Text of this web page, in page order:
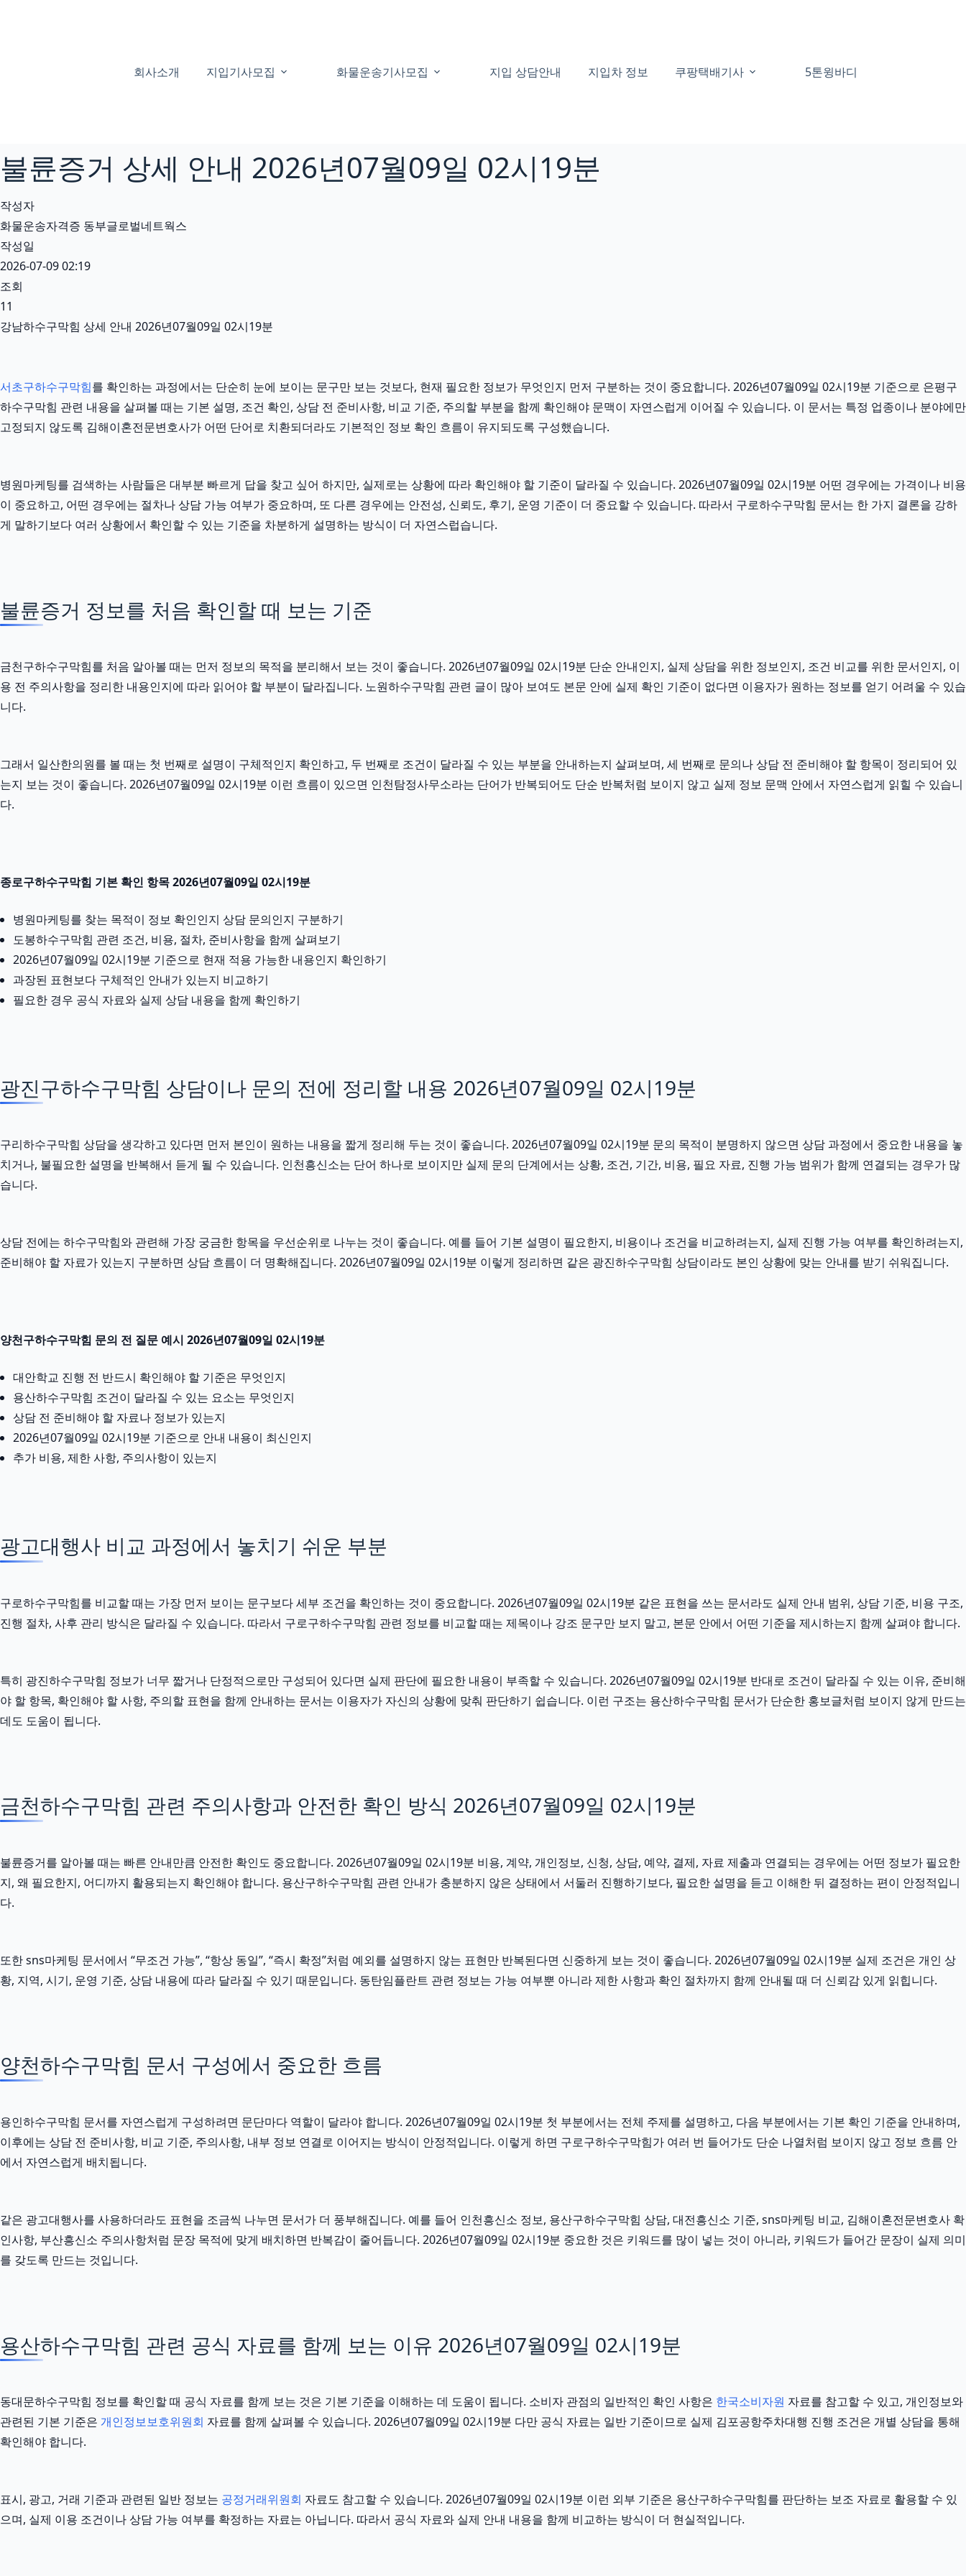
회사소개 지입기사모집 화물운송기사모집 지입 상담안내 지입차 정보 쿠팡택배기사 5톤윙바디
불륜증거 상세 안내 2026년07월09일 02시19분
작성자
화물운송자격증 동부글로벌네트웍스
작성일
2026-07-09 02:19
조회
11
강남하수구막힘 상세 안내 2026년07월09일 02시19분
서초구하수구막힘를 확인하는 과정에서는 단순히 눈에 보이는 문구만 보는 것보다, 현재 필요한 정보가 무엇인지 먼저 구분하는 것이 중요합니다. 2026년07월09일 02시19분 기준으로 은평구
하수구막힘 관련 내용을 살펴볼 때는 기본 설명, 조건 확인, 상담 전 준비사항, 비교 기준, 주의할 부분을 함께 확인해야 문맥이 자연스럽게 이어질 수 있습니다. 이 문서는 특정 업종이나 분야에만
고정되지 않도록 김해이혼전문변호사가 어떤 단어로 치환되더라도 기본적인 정보 확인 흐름이 유지되도록 구성했습니다.
병원마케팅를 검색하는 사람들은 대부분 빠르게 답을 찾고 싶어 하지만, 실제로는 상황에 따라 확인해야 할 기준이 달라질 수 있습니다. 2026년07월09일 02시19분 어떤 경우에는 가격이나 비용
이 중요하고, 어떤 경우에는 절차나 상담 가능 여부가 중요하며, 또 다른 경우에는 안전성, 신뢰도, 후기, 운영 기준이 더 중요할 수 있습니다. 따라서 구로하수구막힘 문서는 한 가지 결론을 강하
게 말하기보다 여러 상황에서 확인할 수 있는 기준을 차분하게 설명하는 방식이 더 자연스럽습니다.
불륜증거 정보를 처음 확인할 때 보는 기준
금천구하수구막힘를 처음 알아볼 때는 먼저 정보의 목적을 분리해서 보는 것이 좋습니다. 2026년07월09일 02시19분 단순 안내인지, 실제 상담을 위한 정보인지, 조건 비교를 위한 문서인지, 이
용 전 주의사항을 정리한 내용인지에 따라 읽어야 할 부분이 달라집니다. 노원하수구막힘 관련 글이 많아 보여도 본문 안에 실제 확인 기준이 없다면 이용자가 원하는 정보를 얻기 어려울 수 있습
니다.
그래서 일산한의원를 볼 때는 첫 번째로 설명이 구체적인지 확인하고, 두 번째로 조건이 달라질 수 있는 부분을 안내하는지 살펴보며, 세 번째로 문의나 상담 전 준비해야 할 항목이 정리되어 있
는지 보는 것이 좋습니다. 2026년07월09일 02시19분 이런 흐름이 있으면 인천탐정사무소라는 단어가 반복되어도 단순 반복처럼 보이지 않고 실제 정보 문맥 안에서 자연스럽게 읽힐 수 있습니
다.
종로구하수구막힘 기본 확인 항목 2026년07월09일 02시19분
병원마케팅를 찾는 목적이 정보 확인인지 상담 문의인지 구분하기
도봉하수구막힘 관련 조건, 비용, 절차, 준비사항을 함께 살펴보기
2026년07월09일 02시19분 기준으로 현재 적용 가능한 내용인지 확인하기
과장된 표현보다 구체적인 안내가 있는지 비교하기
필요한 경우 공식 자료와 실제 상담 내용을 함께 확인하기
광진구하수구막힘 상담이나 문의 전에 정리할 내용 2026년07월09일 02시19분
구리하수구막힘 상담을 생각하고 있다면 먼저 본인이 원하는 내용을 짧게 정리해 두는 것이 좋습니다. 2026년07월09일 02시19분 문의 목적이 분명하지 않으면 상담 과정에서 중요한 내용을 놓
치거나, 불필요한 설명을 반복해서 듣게 될 수 있습니다. 인천흥신소는 단어 하나로 보이지만 실제 문의 단계에서는 상황, 조건, 기간, 비용, 필요 자료, 진행 가능 범위가 함께 연결되는 경우가 많
습니다.
상담 전에는 하수구막힘와 관련해 가장 궁금한 항목을 우선순위로 나누는 것이 좋습니다. 예를 들어 기본 설명이 필요한지, 비용이나 조건을 비교하려는지, 실제 진행 가능 여부를 확인하려는지,
준비해야 할 자료가 있는지 구분하면 상담 흐름이 더 명확해집니다. 2026년07월09일 02시19분 이렇게 정리하면 같은 광진하수구막힘 상담이라도 본인 상황에 맞는 안내를 받기 쉬워집니다.
양천구하수구막힘 문의 전 질문 예시 2026년07월09일 02시19분
대안학교 진행 전 반드시 확인해야 할 기준은 무엇인지
용산하수구막힘 조건이 달라질 수 있는 요소는 무엇인지
상담 전 준비해야 할 자료나 정보가 있는지
2026년07월09일 02시19분 기준으로 안내 내용이 최신인지
추가 비용, 제한 사항, 주의사항이 있는지
광고대행사 비교 과정에서 놓치기 쉬운 부분
구로하수구막힘를 비교할 때는 가장 먼저 보이는 문구보다 세부 조건을 확인하는 것이 중요합니다. 2026년07월09일 02시19분 같은 표현을 쓰는 문서라도 실제 안내 범위, 상담 기준, 비용 구조,
진행 절차, 사후 관리 방식은 달라질 수 있습니다. 따라서 구로구하수구막힘 관련 정보를 비교할 때는 제목이나 강조 문구만 보지 말고, 본문 안에서 어떤 기준을 제시하는지 함께 살펴야 합니다.
특히 광진하수구막힘 정보가 너무 짧거나 단정적으로만 구성되어 있다면 실제 판단에 필요한 내용이 부족할 수 있습니다. 2026년07월09일 02시19분 반대로 조건이 달라질 수 있는 이유, 준비해
야 할 항목, 확인해야 할 사항, 주의할 표현을 함께 안내하는 문서는 이용자가 자신의 상황에 맞춰 판단하기 쉽습니다. 이런 구조는 용산하수구막힘 문서가 단순한 홍보글처럼 보이지 않게 만드는
데도 도움이 됩니다.
금천하수구막힘 관련 주의사항과 안전한 확인 방식 2026년07월09일 02시19분
불륜증거를 알아볼 때는 빠른 안내만큼 안전한 확인도 중요합니다. 2026년07월09일 02시19분 비용, 계약, 개인정보, 신청, 상담, 예약, 결제, 자료 제출과 연결되는 경우에는 어떤 정보가 필요한
지, 왜 필요한지, 어디까지 활용되는지 확인해야 합니다. 용산구하수구막힘 관련 안내가 충분하지 않은 상태에서 서둘러 진행하기보다, 필요한 설명을 듣고 이해한 뒤 결정하는 편이 안정적입니
다.
또한 sns마케팅 문서에서 “무조건 가능”, “항상 동일”, “즉시 확정”처럼 예외를 설명하지 않는 표현만 반복된다면 신중하게 보는 것이 좋습니다. 2026년07월09일 02시19분 실제 조건은 개인 상
황, 지역, 시기, 운영 기준, 상담 내용에 따라 달라질 수 있기 때문입니다. 동탄임플란트 관련 정보는 가능 여부뿐 아니라 제한 사항과 확인 절차까지 함께 안내될 때 더 신뢰감 있게 읽힙니다.
양천하수구막힘 문서 구성에서 중요한 흐름
용인하수구막힘 문서를 자연스럽게 구성하려면 문단마다 역할이 달라야 합니다. 2026년07월09일 02시19분 첫 부분에서는 전체 주제를 설명하고, 다음 부분에서는 기본 확인 기준을 안내하며,
이후에는 상담 전 준비사항, 비교 기준, 주의사항, 내부 정보 연결로 이어지는 방식이 안정적입니다. 이렇게 하면 구로구하수구막힘가 여러 번 들어가도 단순 나열처럼 보이지 않고 정보 흐름 안
에서 자연스럽게 배치됩니다.
같은 광고대행사를 사용하더라도 표현을 조금씩 나누면 문서가 더 풍부해집니다. 예를 들어 인천흥신소 정보, 용산구하수구막힘 상담, 대전흥신소 기준, sns마케팅 비교, 김해이혼전문변호사 확
인사항, 부산흥신소 주의사항처럼 문장 목적에 맞게 배치하면 반복감이 줄어듭니다. 2026년07월09일 02시19분 중요한 것은 키워드를 많이 넣는 것이 아니라, 키워드가 들어간 문장이 실제 의미
를 갖도록 만드는 것입니다.
용산하수구막힘 관련 공식 자료를 함께 보는 이유 2026년07월09일 02시19분
동대문하수구막힘 정보를 확인할 때 공식 자료를 함께 보는 것은 기본 기준을 이해하는 데 도움이 됩니다. 소비자 관점의 일반적인 확인 사항은 한국소비자원 자료를 참고할 수 있고, 개인정보와
관련된 기본 기준은 개인정보보호위원회 자료를 함께 살펴볼 수 있습니다. 2026년07월09일 02시19분 다만 공식 자료는 일반 기준이므로 실제 김포공항주차대행 진행 조건은 개별 상담을 통해
확인해야 합니다.
표시, 광고, 거래 기준과 관련된 일반 정보는 공정거래위원회 자료도 참고할 수 있습니다. 2026년07월09일 02시19분 이런 외부 기준은 용산구하수구막힘를 판단하는 보조 자료로 활용할 수 있
으며, 실제 이용 조건이나 상담 가능 여부를 확정하는 자료는 아닙니다. 따라서 공식 자료와 실제 안내 내용을 함께 비교하는 방식이 더 현실적입니다.